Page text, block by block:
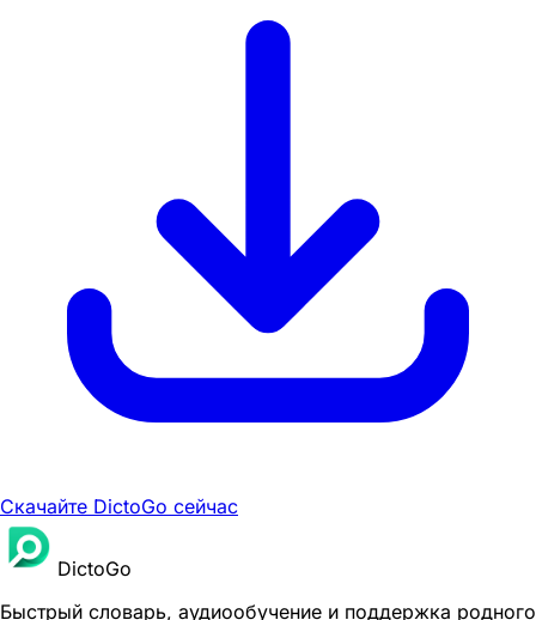
Скачайте DictoGo сейчас
DictoGo
Быстрый словарь, аудиообучение и поддержка родного